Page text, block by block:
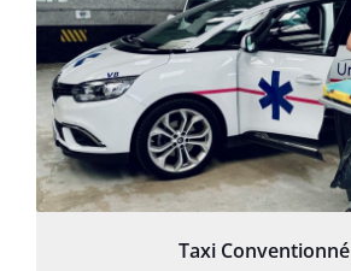
Taxi Conventionné